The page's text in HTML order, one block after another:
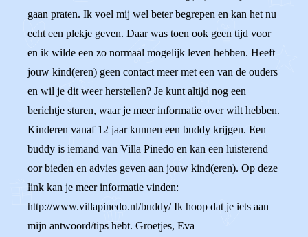
gaan praten. Ik voel mij wel beter begrepen en kan het nu
echt een plekje geven. Daar was toen ook geen tijd voor
en ik wilde een zo normaal mogelijk leven hebben. Heeft
jouw kind(eren) geen contact meer met een van de ouders
en wil je dit weer herstellen? Je kunt altijd nog een
berichtje sturen, waar je meer informatie over wilt hebben.
Kinderen vanaf 12 jaar kunnen een buddy krijgen. Een
buddy is iemand van Villa Pinedo en kan een luisterend
oor bieden en advies geven aan jouw kind(eren). Op deze
link kan je meer informatie vinden:
http://www.villapinedo.nl/buddy/ Ik hoop dat je iets aan
mijn antwoord/tips hebt. Groetjes, Eva